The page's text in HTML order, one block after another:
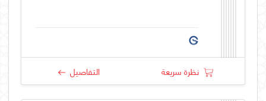
نظرة سريعة التفاصيل